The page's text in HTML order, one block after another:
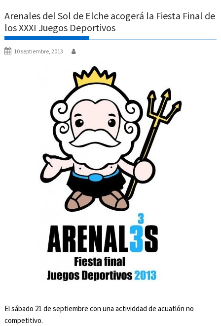
Arenales del Sol de Elche acogerá la Fiesta Final de
los XXXI Juegos Deportivos
10 septiembre, 2013
El sábado 21 de septiembre con una actividdad de acuatlón no
competitivo.